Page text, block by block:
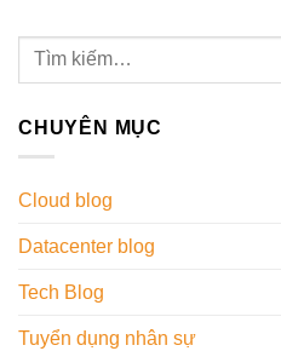
CHUYÊN MỤC
Cloud blog
Datacenter blog
Tech Blog
Tuyển dụng nhân sự